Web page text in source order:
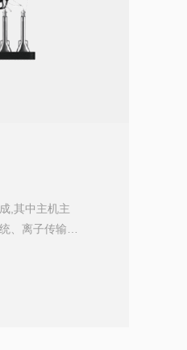
,其中主机主
、离子传输系